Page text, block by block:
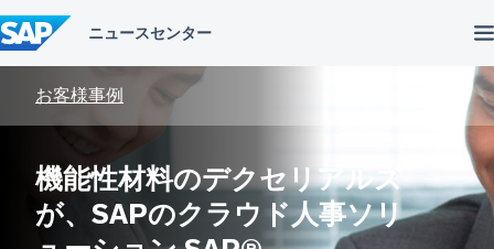
ン
テ
ン
お客様事例
機能性材料のデクセリアルズ
が、SAPのクラウド人事ソリ